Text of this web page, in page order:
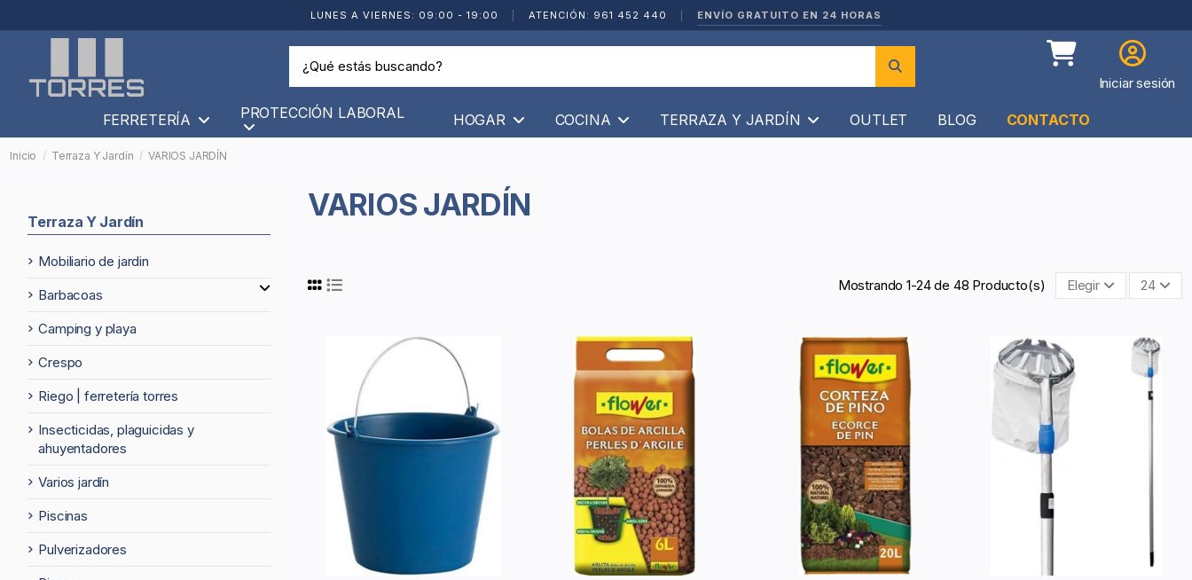
LUNES A VIERNES: 09:00 - 19:00 ATENCIÓN: 961 452 440 ENVÍO GRATUITO EN 24 HORAS
Iniciar sesión
FERRETERÍA PROTECCIÓN LABORAL HOGAR COCINA TERRAZA Y JARDÍN OUTLET BLOG CONTACTO
Inicio Terraza Y Jardín VARIOS JARDÍN
VARIOS JARDÍN
Mostrando 1-24 de 48 Producto(s) Elegir 24
Terraza Y Jardín
mobiliario de jardin
barbacoas
camping y playa
crespo
riego | ferretería torres
insecticidas, plaguicidas y
ahuyentadores
varios jardín
piscinas
pulverizadores